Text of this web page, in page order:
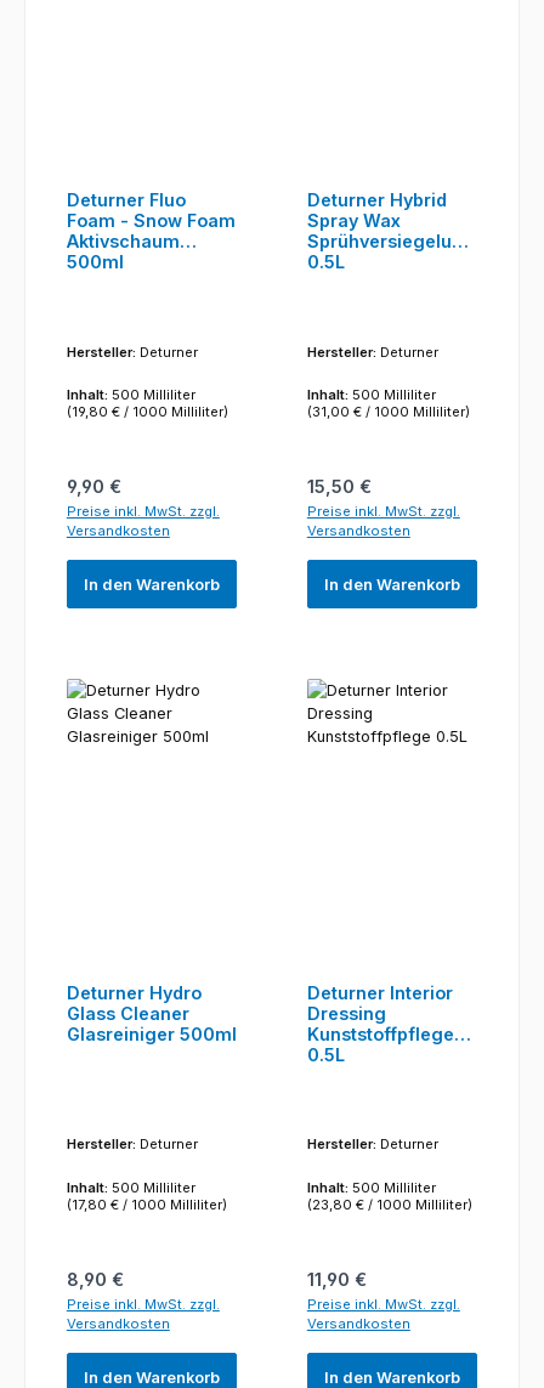
Deturner Fluo
Foam - Snow Foam
Aktivschaum
500ml
Hersteller: Deturner
Inhalt: 500 Milliliter
(19,80 € / 1000 Milliliter)
Regulärer Preis:
9,90 €
Preise inkl. MwSt. zzgl.
Versandkosten
In den Warenkorb
Deturner Hybrid
Spray Wax
Sprühversiegelung
0.5L
Hersteller: Deturner
Inhalt: 500 Milliliter
(31,00 € / 1000 Milliliter)
Regulärer Preis:
15,50 €
Preise inkl. MwSt. zzgl.
Versandkosten
In den Warenkorb
Deturner Hydro
Glass Cleaner
Glasreiniger 500ml
Hersteller: Deturner
Inhalt: 500 Milliliter
(17,80 € / 1000 Milliliter)
Regulärer Preis:
8,90 €
Preise inkl. MwSt. zzgl.
Versandkosten
In den Warenkorb
Deturner Interior
Dressing
Kunststoffpflege
0.5L
Hersteller: Deturner
Inhalt: 500 Milliliter
(23,80 € / 1000 Milliliter)
Regulärer Preis:
11,90 €
Preise inkl. MwSt. zzgl.
Versandkosten
In den Warenkorb